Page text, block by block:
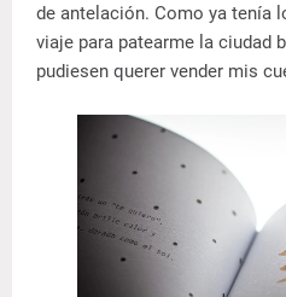
de antelación. Como ya tenía
viaje para patearme la ciudad
pudiesen querer vender mis